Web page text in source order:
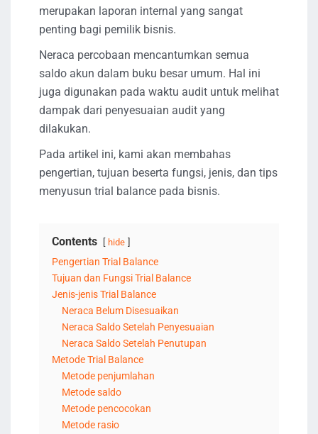
merupakan laporan internal yang sangat
penting bagi pemilik bisnis.
Neraca percobaan mencantumkan semua
saldo akun dalam buku besar umum. Hal ini
juga digunakan pada waktu audit untuk melihat
dampak dari penyesuaian audit yang
dilakukan.
Pada artikel ini, kami akan membahas
pengertian, tujuan beserta fungsi, jenis, dan tips
menyusun trial balance pada bisnis.
Contents hide
Pengertian Trial Balance
Tujuan dan Fungsi Trial Balance
Jenis-jenis Trial Balance
Neraca Belum Disesuaikan
Neraca Saldo Setelah Penyesuaian
Neraca Saldo Setelah Penutupan
Metode Trial Balance
Metode penjumlahan
Metode saldo
Metode pencocokan
Metode rasio